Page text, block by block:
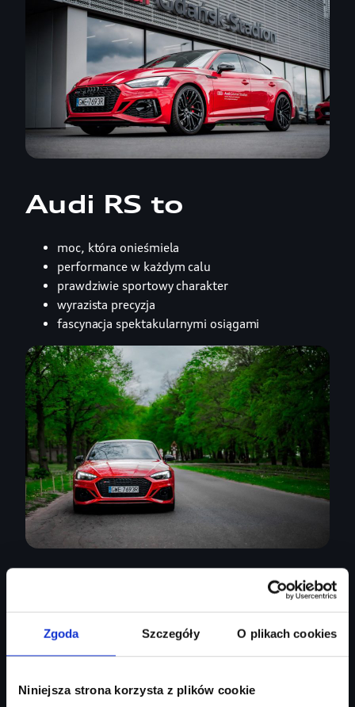
Zgoda Szczegóły O plikach cookies
Niniejsza strona korzysta z plików cookie
Audi RS to
moc, która onieśmiela
performance w każdym calu
prawdziwie sportowy charakter
wyrazista precyzja
fascynacja spektakularnymi osiągami
Nieposkromiona
moc
Dzięki specjalnie opracowanym zawieszeniom,